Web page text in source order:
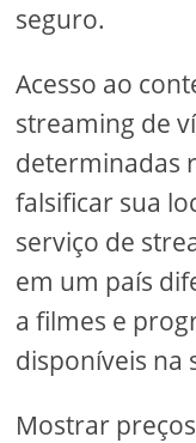
seguro.
Acesso ao
streaming de
determinadas
falsificar sua
serviço de
em um país
a filmes e
disponíveis na
Mostrar